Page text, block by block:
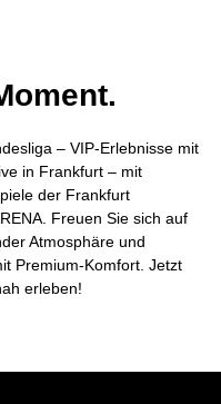
– VIP-Erlebnisse mit
in Frankfurt – mit
der Frankfurt
Freuen Sie sich auf
Atmosphäre und
Premium-Komfort. Jetzt
erleben!